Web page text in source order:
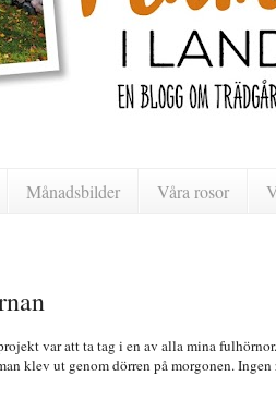
Månadsbilder Våra rosor
var att ta tag i en av alla mina
klev ut genom dörren på morgonen.